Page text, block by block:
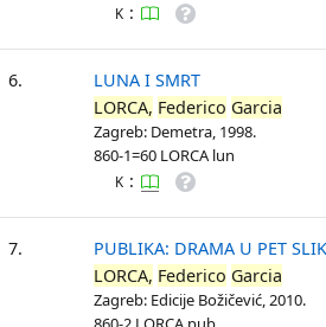
K :
6.
LUNA I SMRT
LORCA, Federico Garcia
Zagreb: Demetra, 1998.
860-1=60 LORCA lun
K :
7.
PUBLIKA: DRAMA U PET
LORCA, Federico Garcia
Zagreb: Edicije Božičević, 2010.